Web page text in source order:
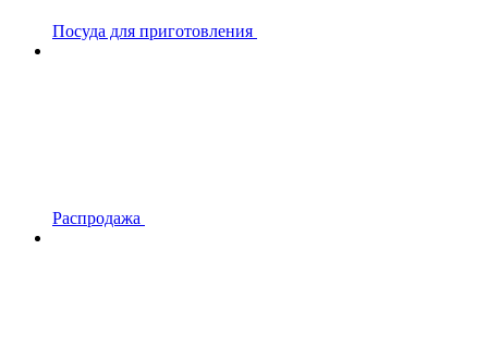
Посуда для приготовления
Распродажа